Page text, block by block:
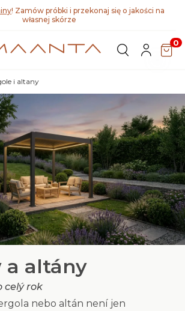
T6,nową pergolę bioklimatyczną
0
i altany
a altány
celý rok
nebo altán není jen